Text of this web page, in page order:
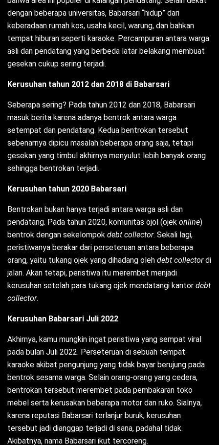
dengan beberapa universitas, Babarsari “hidup” dari
keberadaan rumah kos, usaha kecil, warung, dan bahkan
tempat hiburan seperti karaoke. Percampuran antara warga
asli dan pendatang yang berbeda latar belakang membuat
gesekan cukup sering terjadi.
Kerusuhan tahun 2012 dan 2018 di Babarsari
Seberapa sering? Pada tahun 2012 dan 2018, Babarsari
masuk berita karena adanya bentrok antara warga
setempat dan pendatang. Kedua bentrokan tersebut
sebenarnya dipicu masalah beberapa orang saja, tetapi
gesekan yang timbul akhirnya menyulut lebih banyak orang
sehingga bentrokan terjadi.
Kerusuhan tahun 2020 Babarsari
Bentrokan bukan hanya terjadi antara warga asli dan
pendatang. Pada tahun 2020, komunitas ojol (ojek online)
bentrok dengan sekelompok debt collector. Sekali lagi,
peristiwanya berakar dari perseteruan antara beberapa
orang, yaitu tukang ojek yang dihadang oleh debt collectordi
jalan. Akan tetapi, peristiwa itu merembet menjadi
kerusuhan setelah para tukang ojek mendatangi kantor debt
collector.
Kerusuhan Babarsari Juli 2022
Akhirnya, kamu mungkin ingat peristiwa yang sempat viral
pada bulan Juli 2022. Perseteruan di sebuah tempat
karaoke akibat pengunjung yang tidak bayar berujung pada
bentrok sesama warga. Selain orang-orang yang cedera,
bentrokan tersebut merembet pada pembakaran toko
mebel serta kerusakan beberapa motor dan ruko. Sialnya,
karena reputasi Babarsari terlanjur buruk, kerusuhan
tersebut jadi dianggap terjadi di sana, padahal tidak.
Akibatnya, nama Babarsari ikut tercoreng.